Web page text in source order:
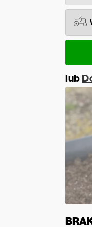
lub